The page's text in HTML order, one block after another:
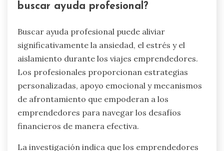
buscar ayuda profesional?
Buscar ayuda profesional puede aliviar
significativamente la ansiedad, el estrés y el
aislamiento durante los viajes emprendedores.
Los profesionales proporcionan estrategias
personalizadas, apoyo emocional y mecanismos
de afrontamiento que empoderan a los
emprendedores para navegar los desafíos
financieros de manera efectiva.
La investigación indica que los emprendedores